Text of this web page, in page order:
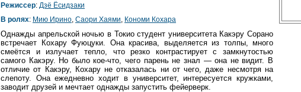
Режиссер: Дзё Ёсидзаки
В ролях: Мию Ирино Саори Хаями Кономи Кохара
Однажды апрельской ночью в Токио студент университета Какэру Сорано
встречает Кохару Фуюцуки. Она красива, выделяется из толпы, много
смеётся и излучает тепло, что резко контрастирует с замкнутостью
самого Какэру. Но было кое-что, чего парень не знал — она не видит. В
отличие от Какэру, Кохару не отказалась ни от чего, даже несмотря на
слепоту. Она ежедневно ходит в университет, интересуется кружками,
заводит друзей и мечтает однажды запустить фейерверк.